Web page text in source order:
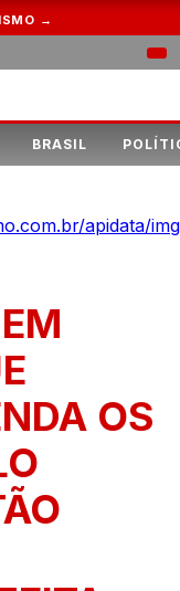
→
BRASIL
OS